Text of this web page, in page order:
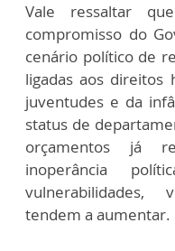
Vale ressaltar
compromisso do
cenário político de
ligadas aos direitos
juventudes e da
status de
orçamentos já
inoperância
vulnerabilidades,
tendem a aumentar.